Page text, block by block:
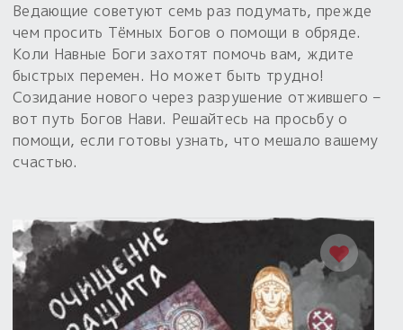
Ведающие советуют семь раз подумать, прежде
чем просить Тёмных Богов о помощи в обряде.
Коли Навные Боги захотят помочь вам, ждите
быстрых перемен. Но может быть трудно!
Созидание нового через разрушение отжившего –
вот путь Богов Нави. Решайтесь на просьбу о
помощи, если готовы узнать, что мешало вашему
счастью.